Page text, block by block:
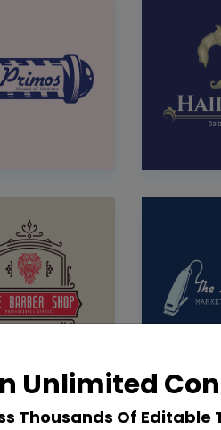
Unlimited
Thousands Of Editable